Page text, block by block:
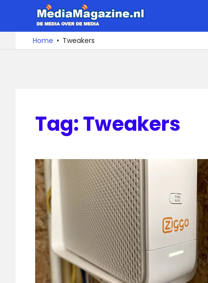
de
De
media
over
Home Tweakers
Tag:Tweakers